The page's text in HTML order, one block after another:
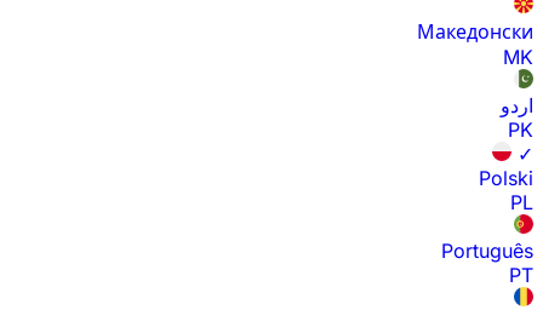
Македонски
MK
اردو
PK
✓
Polski
PL
Português
PT